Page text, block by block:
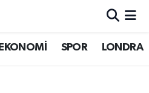
EKONOMİ SPOR LONDRA